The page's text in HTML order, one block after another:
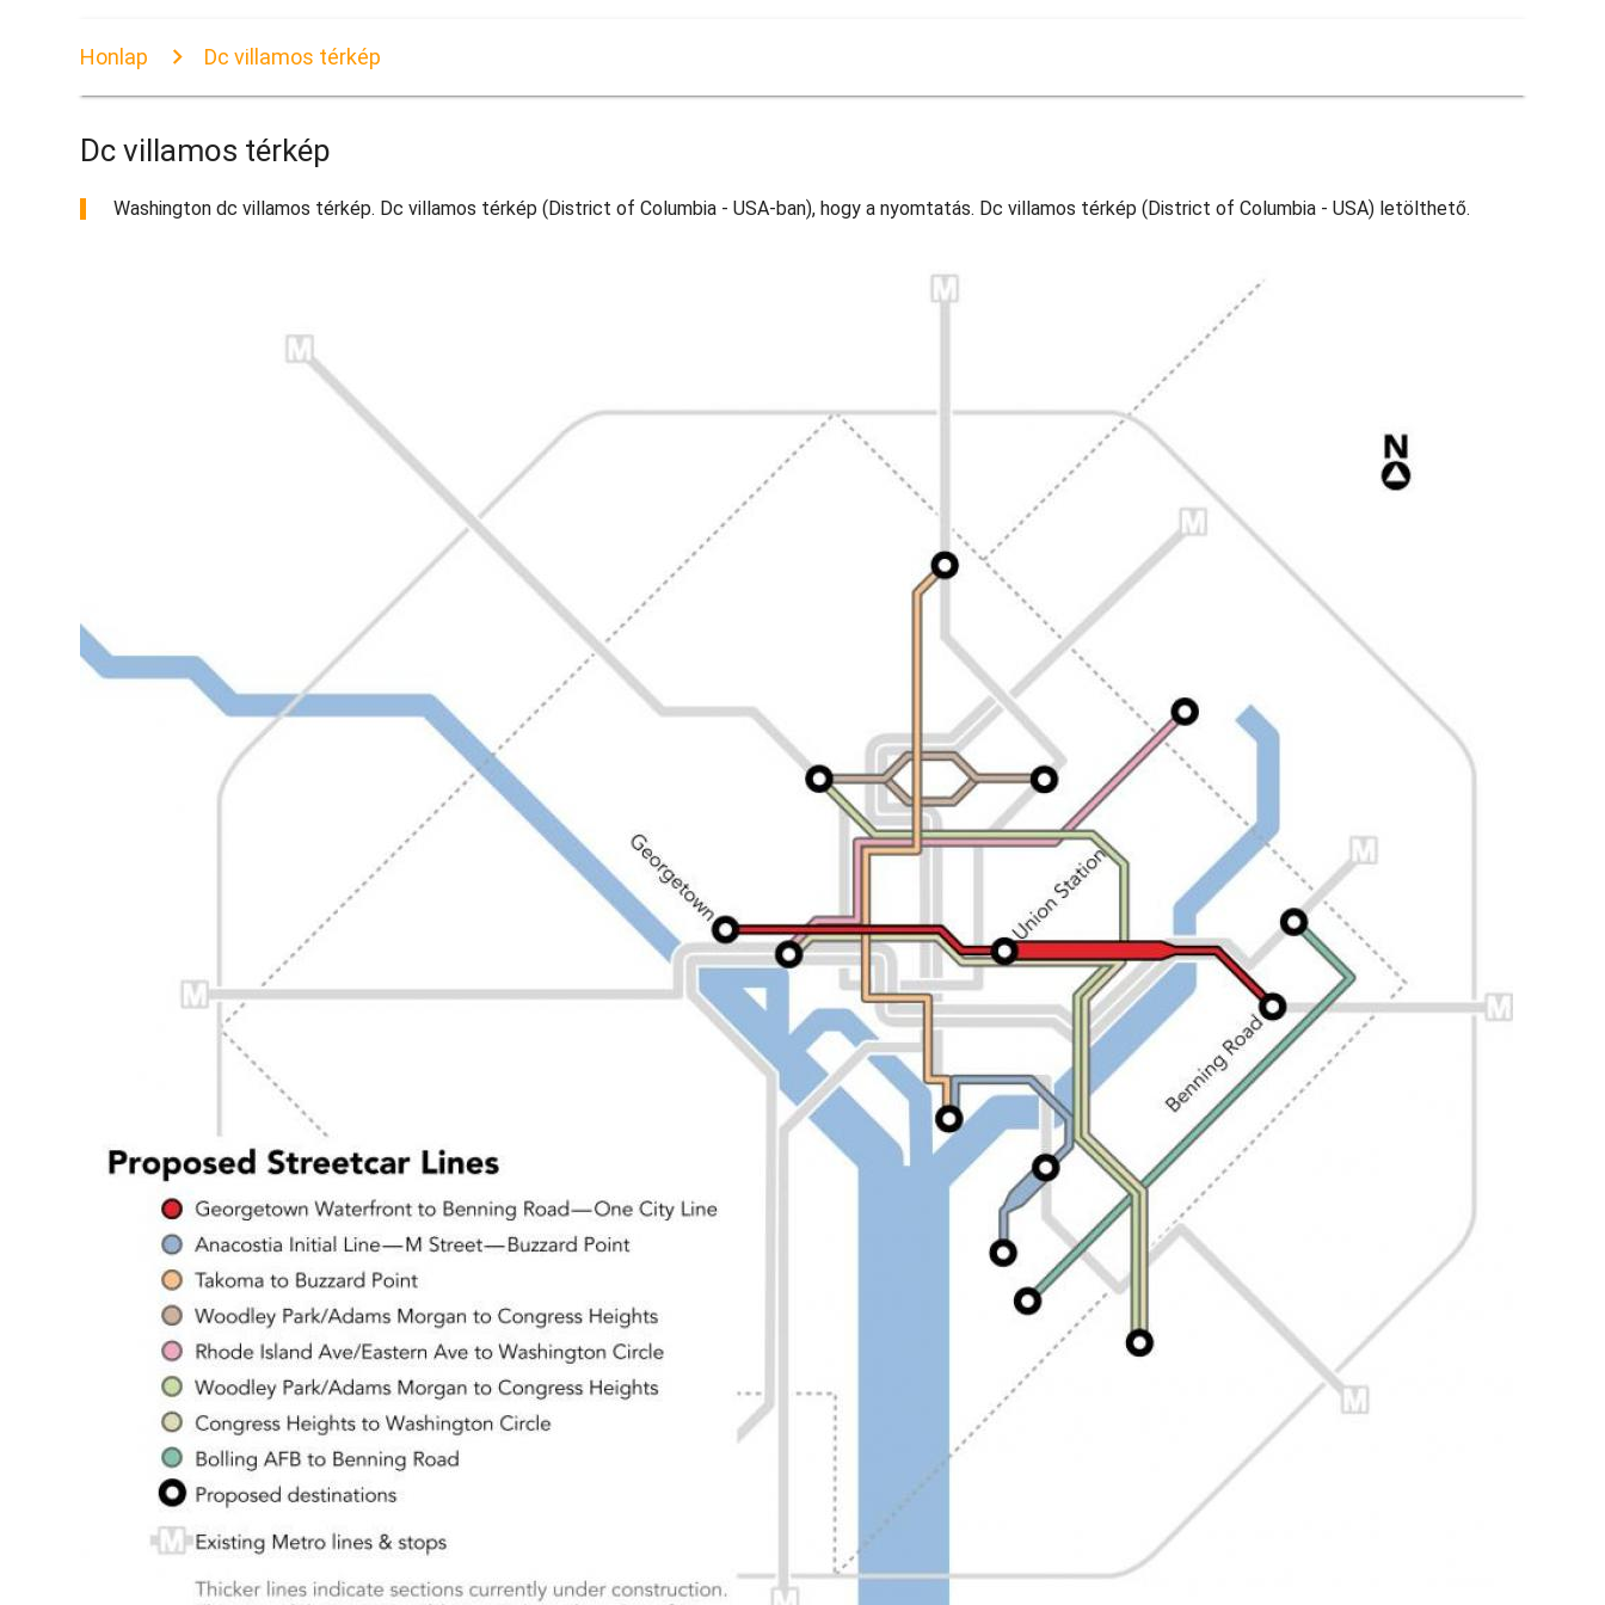
Honlap Dc villamos térkép
Dc villamos térkép
Washington dc villamos térkép. Dc villamos térkép (District of Columbia - USA-ban), hogy a nyomtatás. Dc villamos térkép (District of Columbia - USA) letölthető.